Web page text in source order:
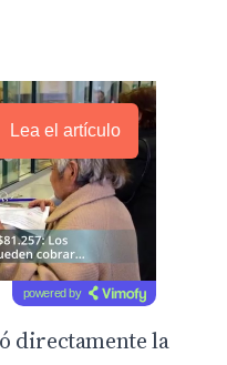
Lea el artículo
powered by
directamente la